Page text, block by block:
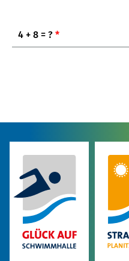
4 + 8 = ? *